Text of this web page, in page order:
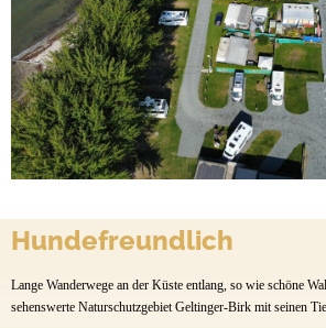
Hundefreundlich
Lange Wanderwege an der Küste entlang, so wie schöne
sehenswerte Naturschutzgebiet Geltinger-Birk mit seinen